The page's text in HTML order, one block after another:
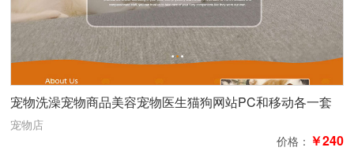
宠物洗澡宠物商品美容宠物医生猫狗网站PC和移动各一套
高保真黑白线框图5页
宠物店
价格： ￥240